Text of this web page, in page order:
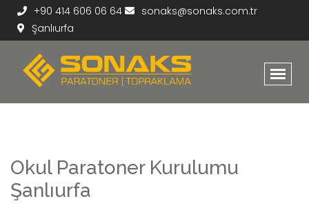
+90 414 606 06 64
sonaks@sonaks.com.tr
Şanlıurfa
Okul Paratoner Kurulumu
Şanlıurfa